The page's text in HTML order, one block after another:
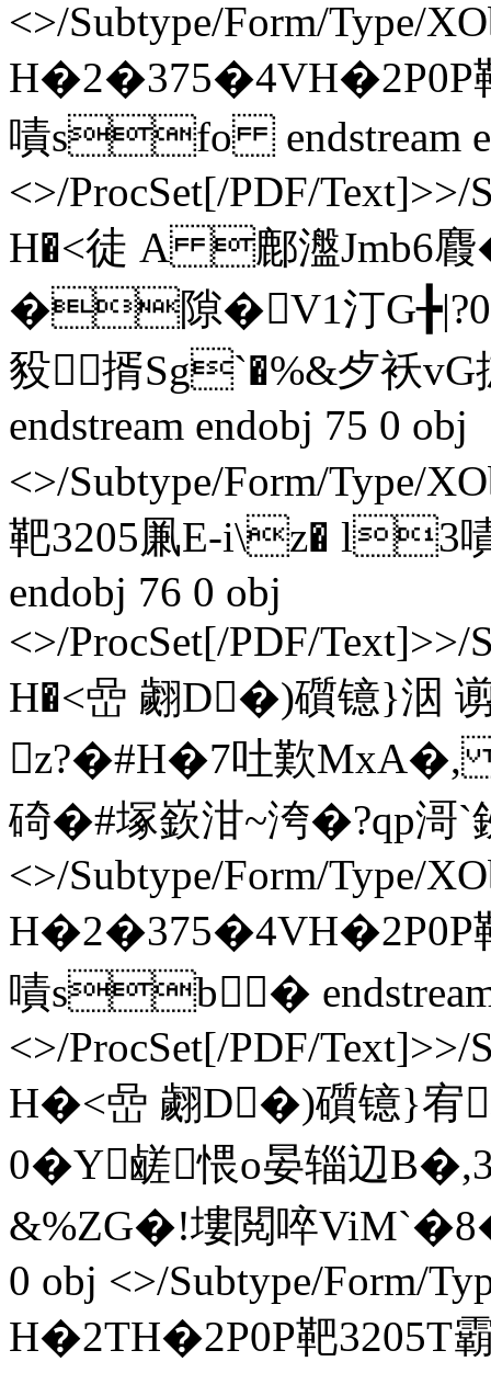
<>/Subtype/Form/Type/
H�2�375�4VH�2P0P
嘖sfo endstream
<>/ProcSet[/PDF/Text]>>/
H�<徒 A 鄜瀊
�隙�V1汀
豛揟Sg`�%&歺袄
endstream endobj 75 0 obj
<>/Subtype/Form/Type/
靶3205凲E‐i\z� l3
endobj 76 0 obj
<>/ProcSet[/PDF/Text]>>/
H�<嵒 翽D�)礩镱}洇
z?�#H�7吐歎MxA�,
碕�#塚嶔泔~洿�?qp滒`
<>/Subtype/Form/Type/
H�2�375�4VH�2P0P
嘖sb � endstream
<>/ProcSet[/PDF/Text]>>/
H�<嵒 翽D�)礩镱}宥
0� Y鹾愄o晏辎辺
&%ZG�!塿閲啐
0 obj <>/Subtype/Form/
H�2TH�2P0P靶3205T